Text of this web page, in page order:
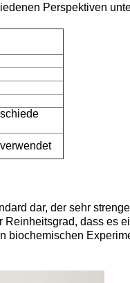
Perspektiven
dar, der sehr
dass es
biochemischen